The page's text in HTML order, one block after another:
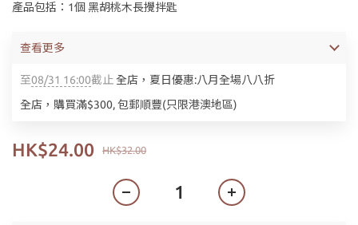
產品包括：1個 黑胡桃木長攪拌匙
至08/31 16:00截止全店，夏日優惠:八月全場八八折
全店，購買滿$300, 包郵順豐(只限港澳地區)
查看更多
HK$32.00
HK$24.00